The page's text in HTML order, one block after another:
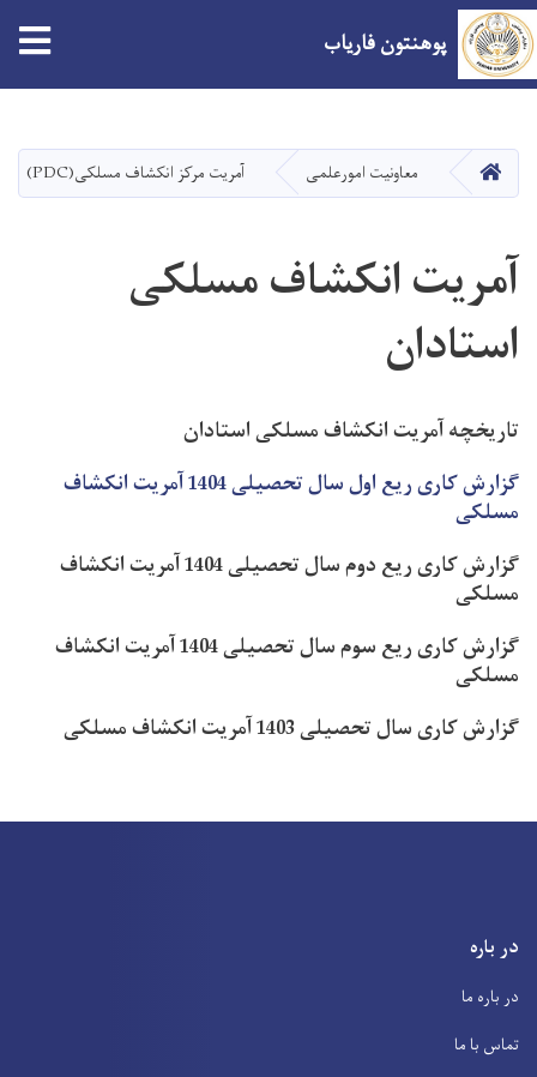
main
content
پوهنتون فاریاب
صفحه اصلیمعاونیت امورعلمی آمریت مرکز انکشاف مسلکی(PDC)
آمریت انکشاف مسلکی
استادان
تاریخچه آمریت انکشاف مسلکی استادان
گزارش کاری ریع اول سال تحصیلی 1404 آمریت انکشاف
مسلکی
گزارش کاری ریع دوم سال تحصیلی 1404 آمریت انکشاف
مسلکی
گزارش کاری ریع سوم سال تحصیلی 1404 آمریت انکشاف
مسلکی
گزارش کاری سال تحصیلی 1403 آمریت انکشاف مسلکی
در باره
در باره ما
تماس با ما